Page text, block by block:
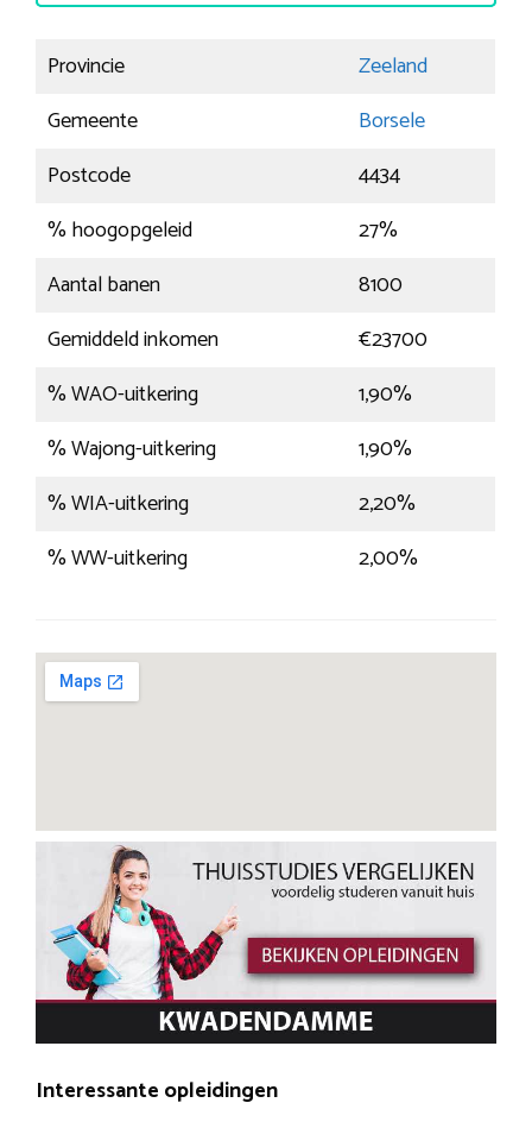
Provincie
Zeeland
Gemeente
Borsele
Postcode
4434
% hoogopgeleid
27%
Aantal banen
8100
Gemiddeld inkomen
€23700
% WAO-uitkering
1,90%
% Wajong-uitkering
1,90%
% WIA-uitkering
2,20%
% WW-uitkering
2,00%
Interessante opleidingen